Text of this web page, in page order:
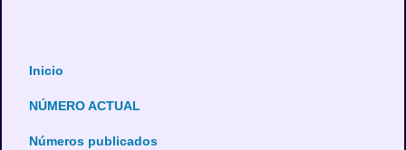
Inicio
NÚMERO ACTUAL
Números publicados